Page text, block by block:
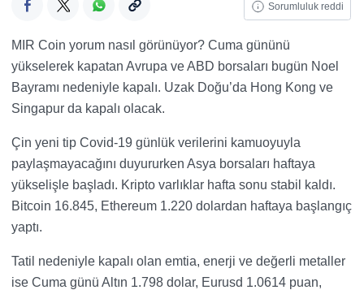
Sorumluluk reddi
MIR Coin yorum nasıl görünüyor? Cuma gününü
yükselerek kapatan Avrupa ve ABD borsaları bugün Noel
Bayramı nedeniyle kapalı. Uzak Doğu’da Hong Kong ve
Singapur da kapalı olacak.
Çin yeni tip Covid-19 günlük verilerini kamuoyuyla
paylaşmayacağını duyururken Asya borsaları haftaya
yükselişle başladı. Kripto varlıklar hafta sonu stabil kaldı.
Bitcoin 16.845, Ethereum 1.220 dolardan haftaya başlangıç
yaptı.
Tatil nedeniyle kapalı olan emtia, enerji ve değerli metaller
ise Cuma günü Altın 1.798 dolar, Eurusd 1.0614 puan,